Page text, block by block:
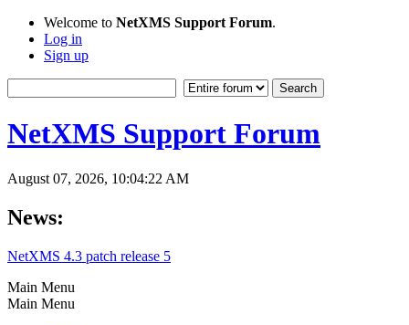
Welcome to NetXMS Support Forum.
Log in
Sign up
NetXMS Support Forum
August 07, 2026, 10:04:22 AM
News:
NetXMS 4.3 patch release 5
Main Menu
Main Menu